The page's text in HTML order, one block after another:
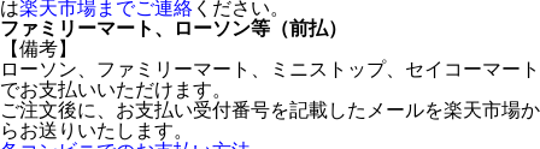
は楽天市場までご連絡 ください。
ファミリーマート、ローソン等（前払）
【備考】
ローソン、ファミリーマート、ミニストップ、セイコーマート
でお支払いいただけます。
ご注文後に、お支払い受付番号を記載したメールを楽天市場か
らお送りいたします。